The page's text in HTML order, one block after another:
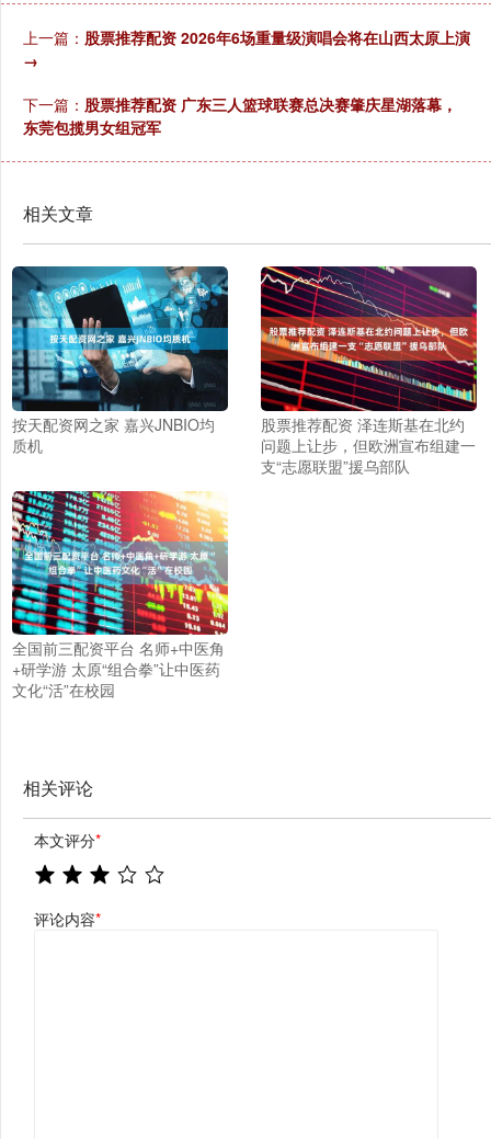
上一篇： 股票推荐配资 2026年6场重量级演唱会将在山西太原上演
→
下一篇： 股票推荐配资 广东三人篮球联赛总决赛肇庆星湖落幕，
东莞包揽男女组冠军
相关文章
按天配资网之家 嘉兴JNBIO均
质机
股票推荐配资 泽连斯基在北约
问题上让步，但欧洲宣布组建一
支“志愿联盟”援乌部队
全国前三配资平台 名师+中医角
+研学游 太原“组合拳”让中医药
文化“活”在校园
相关评论
本文评分*
评论内容*